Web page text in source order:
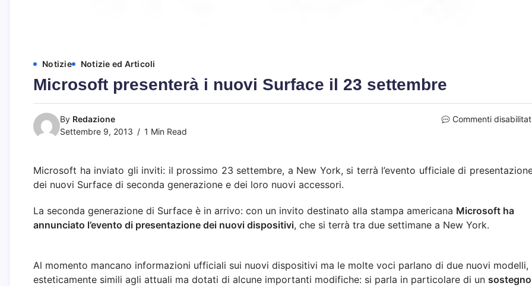
Notizie Notizie ed Articoli
Microsoft presenterà i nuovi Surface il 23 settembre
By Redazione
Settembre 9, 2013
1 Min Read
Commenti
Microsoft ha inviato gli inviti: il prossimo 23 settembre, a New York, si terrà l’evento ufficiale di
dei nuovi Surface di seconda generazione e dei loro nuovi accessori.
La seconda generazione di Surface è in arrivo: con un invito destinato alla stampa americana Microsoft ha
annunciato l’evento di presentazione dei nuovi dispositivi, che si terrà tra due settimane a New York.
Al momento mancano informazioni ufficiali sui nuovi dispositivi ma le molte voci parlano di due nuovi modelli,
esteticamente simili agli attuali ma dotati di alcune importanti modifiche: si parla in particolare di un sostegno